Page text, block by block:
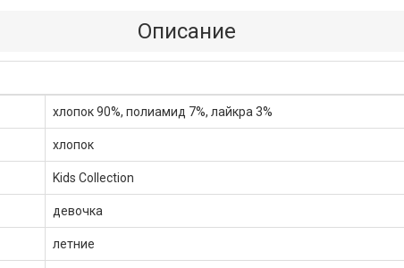
Описание
хлопок 90%, полиамид 7%, лайкра 3%
хлопок
Kids Collection
девочка
летние